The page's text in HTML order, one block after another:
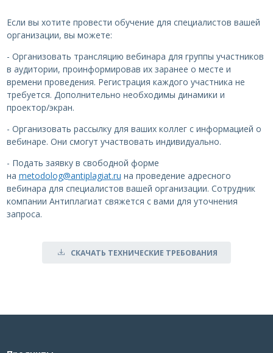
Если вы хотите провести обучение для специалистов вашей
организации, вы можете:
- Организовать трансляцию вебинара для группы участников
в аудитории, проинформировав их заранее о месте и
времени проведения. Регистрация каждого участника не
требуется. Дополнительно необходимы динамики и
проектор/экран.
- Организовать рассылку для ваших коллег с информацией о
вебинаре. Они смогут участвовать индивидуально.
- Подать заявку в свободной форме
на metodolog@antiplagiat.ru на проведение адресного
вебинара для специалистов вашей организации. Сотрудник
компании Антиплагиат свяжется с вами для уточнения
запроса.
СКАЧАТЬ ТЕХНИЧЕСКИЕ ТРЕБОВАНИЯ